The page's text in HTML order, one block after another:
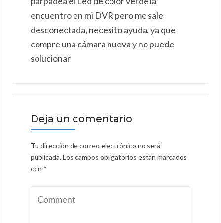
encuentro en mi DVR pero me sale
desconectada, necesito ayuda, ya que
compre una cámara nueva y no puede
solucionar
Deja un comentario
Tu dirección de correo electrónico no será
publicada.Los campos obligatorios están marcados
con *